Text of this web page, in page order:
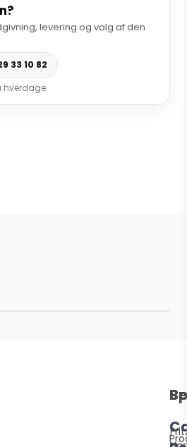
levering og valg af den
33 10 82
hverdage.